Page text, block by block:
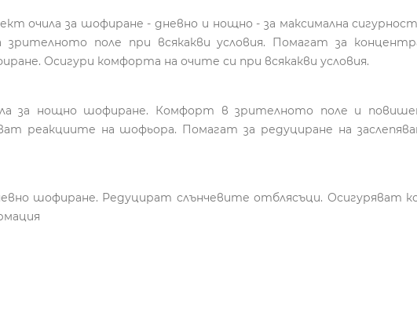
очила за шофиране - дневно и нощно - за максимална
зрителното поле при всякакви условия. Помагат за
Осигури комфорта на очите си при всякакви условия.
за нощно шофиране. Комфорт в зрителното поле и
реакциите на шофьора. Помагат за редуциране на
шофиране. Редуцират слънчевите отблясъци.